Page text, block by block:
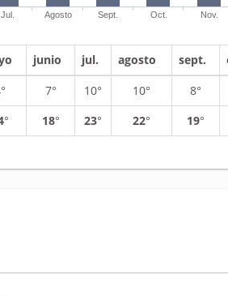
Jul. Agosto Sept. Oct. Nov.
junio jul. agosto sept.
7° 10° 10° 8°
° 18° 23° 22° 19°